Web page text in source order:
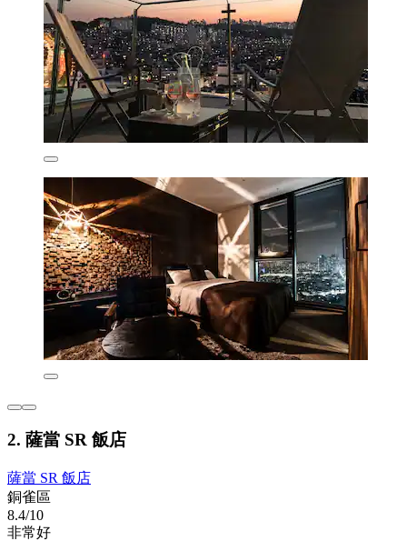
2. 薩當 SR 飯店
薩當 SR 飯店
銅雀區
8.4/10
非常好